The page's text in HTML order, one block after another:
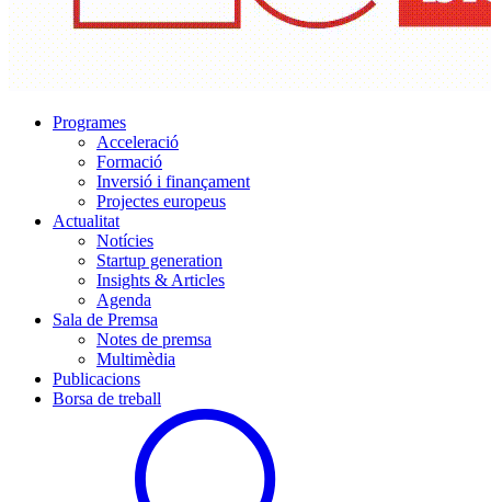
Programes
Acceleració
Formació
Inversió i finançament
Projectes europeus
Actualitat
Notícies
Startup generation
Insights & Articles
Agenda
Sala de Premsa
Notes de premsa
Multimèdia
Publicacions
Borsa de treball